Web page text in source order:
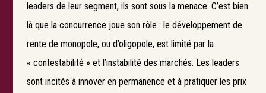
leaders de leur segment, ils sont sous la menace. C’est bien
là que la concurrence joue son rôle : le développement de
rente de monopole, ou d’oligopole, est limité par la
« contestabilité » et l’instabilité des marchés. Les leaders
sont incités à innover en permanence et à pratiquer les prix